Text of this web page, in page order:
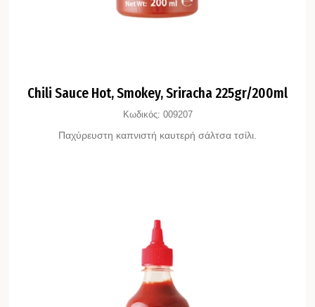
Chili Sauce Hot, Smokey, Sriracha 225gr/200ml
Κωδικός: 009207
Παχύρευστη καπνιστή καυτερή σάλτσα τσίλι.